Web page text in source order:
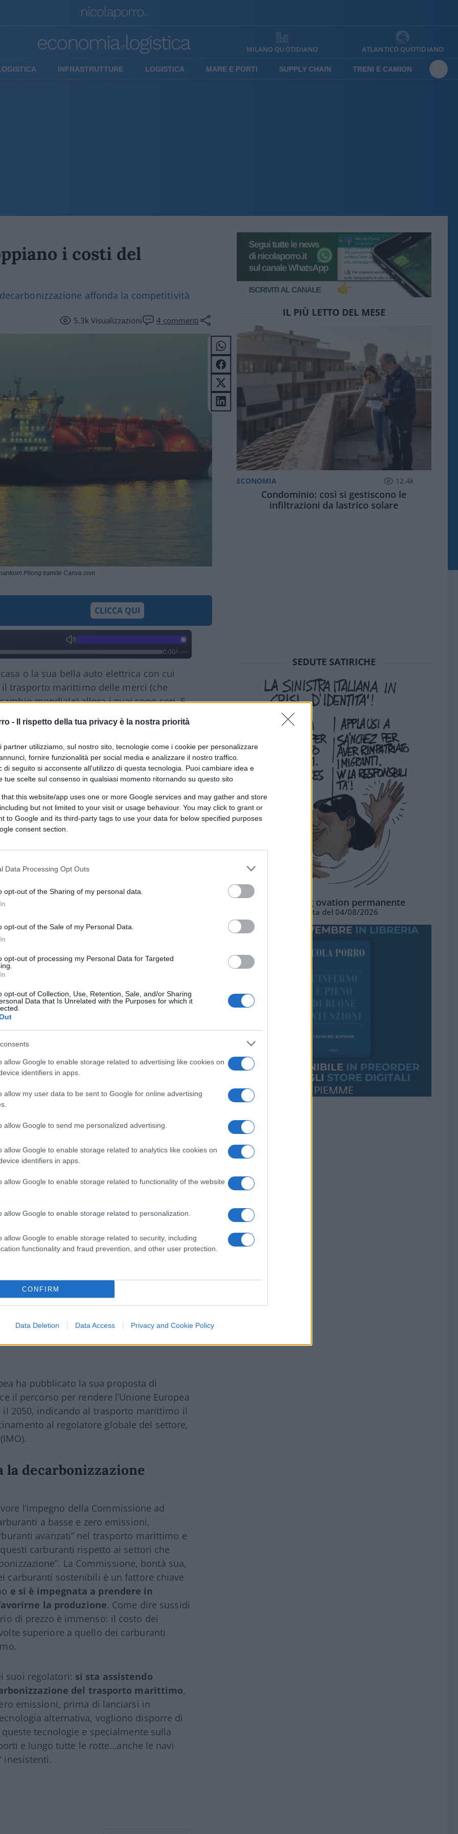
- Il rispetto della tua privacy è la nostra priorità
partner utilizziamo, sul nostro sito, tecnologie come i cookie per personalizzare
fornire funzionalità per social media e analizzare il nostro traffico.
di seguito si acconsente all'utilizzo di questa tecnologia. Puoi cambiare idea e
tue scelte sul consenso in qualsiasi momento ritornando su questo sito
that this website/app uses one or more Google services and may gather and store
but not limited to your visit or usage behaviour. You may click to grant or
to Google and its third-party tags to use your data for below specified purposes
consent section.
Data Processing Opt Outs
opt-out of the Sharing of my personal data.
opt-out of the Sale of my Personal Data.
opt-out of processing my Personal Data for Targeted
opt-out of Collection, Use, Retention, Sale, and/or Sharing
Data that Is Unrelated with the Purposes for which it
allow Google to enable storage related to advertising like cookies on
identifiers in apps.
allow my user data to be sent to Google for online advertising
allow Google to send me personalized advertising.
allow Google to enable storage related to analytics like cookies on
identifiers in apps.
allow Google to enable storage related to functionality of the website
allow Google to enable storage related to personalization.
allow Google to enable storage related to security, including
functionality and fraud prevention, and other user protection.
CONFIRM
Data Deletion Data Access Privacy and Cookie Policy
MILANO QUOTIDIANO ATLANTICO QUOTIDIANO
INFRASTRUTTURE LOGISTICA MARE E PORTI SUPPLY CHAIN TRENI E CAMION
i costi del
affonda la competitività
5.3kVisualizzazioni 4 commenti
Pilong tramite Canva.com
CLICCA QUI
0:00/--:--
o la sua bella auto elettrica con cui
trasporto marittimo delle merci (che
mondiale) allora i guai sono seri. E
di classifica
Det Norske Veritas
del 10 o del 12%.Il processo di
europea, ma a seguire anche la
imporre a tuttala flotta mondiale
delle merci in container,ma anche
petroliferi.
in termini di inflazione, perdita del
deviazione di traffico, crollo della
nel valore delle materie prime,
ma anche i decisori comunitari
ambientalista
di 72 pagine giunta alla sua
normative, tecnologie e combustibili
quattro scenari attraverso i quali
carbon free entro il 2050. Il
stime che vanno dal69-75% per le navi
rottami di ferro, cereali, cemento), al
navi portacontainer
a dir poco velleitario prevedere
non sia destinato a incidere sui valori
non esistono
dollari medi per ogni container da 40
quota2000 o 3000 per il costo del
sul prezzo finale della merce dipenderà
nella corsa al green marittimo. Secondo
di decarbonizzazione fissati dall’IMO
di una quantità di combustibili a
di tonnellate. Tuttavia, poiché si
a zero emissioni (non destinati
44 e 63 milioni di tonnellate entro il
in the sky”, detto terra a terra, una
ha pubblicato la sua proposta di
il percorso per rendere l’Unione Europea
2050, indicando al trasporto marittimo il
al regolatore globale del settore,
decarbonizzazione
l’impegno della Commissione ad
a basse e zero emissioni,
avanzati” nel trasporto marittimo e
carburanti rispetto ai settori che
La Commissione, bontà sua,
carburanti sostenibili è un fattore chiave
e si è impegnata a prendere in
la produzione. Come dire sussidi
di prezzo è immenso: il costo dei
superiore a quello dei carburanti
suoi regolatori: si sta assistendo
del trasporto marittimo,
emissioni, prima di lanciarsi in
alternativa, vogliono disporre di
tecnologie e specialmente sulla
e lungo tutte le rotte…anche le navi
inesistenti.
IL PIÙ LETTO DEL MESE
ECONOMIA 12.4k
Condominio: così si gestiscono le
infiltrazioni da lastrico solare
SEDUTE SATIRICHE
La standing ovation permanente
Vignetta del 04/08/2026